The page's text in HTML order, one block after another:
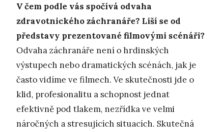
V čem podle vás spočívá odvaha
zdravotnického záchranáře? Liší se od
představy prezentované filmovými scénáři?
Odvaha záchranáře není o hrdinských
výstupech nebo dramatických scénách, jak je
často vidíme ve filmech. Ve skutečnosti jde o
klid, profesionalitu a schopnost jednat
efektivně pod tlakem, nezřídka ve velmi
náročných a stresujících situacích. Skutečná